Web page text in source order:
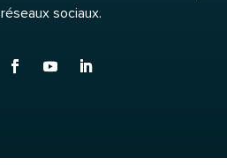
réseaux sociaux.